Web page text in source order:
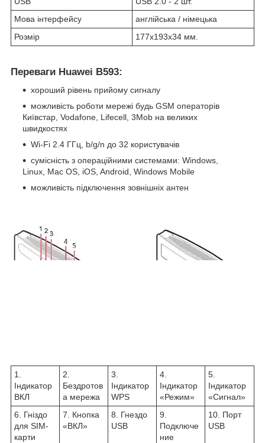
Мова інтерфейсу
англійська / німецька
Розмір
177х193х34 мм.
Переваги Huawei B593:
хороший рівень прийому сигналу
можливість роботи мережі будь GSM операторів
Київстар, Vodafone, Lifecell, 3Mob на великих
швидкостях
Wi-Fi 2.4 ГГц, b/g/n до 32 користувачів
сумісність з операційними системами: Windows,
Linux, Mac OS, iOS, Android, Windows Mobile
можливість підключення зовнішніх антен
1.
Індикатор
ВКЛ
2.
Бездротов
а мережа
3.
Індикатор
WPS
4.
Індикатор
«Режим»
5.
Індикатор
«Сигнал»
6. Гніздо
для SIM-
карти
7. Кнопка
«ВКЛ»
8. Гнездо
USB
9.
Подключе
ние
10. Порт
USB